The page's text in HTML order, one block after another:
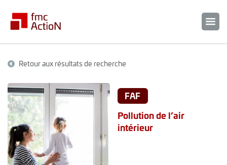
Retour aux résultats de recherche
FAF
Pollution de l’air
intérieur